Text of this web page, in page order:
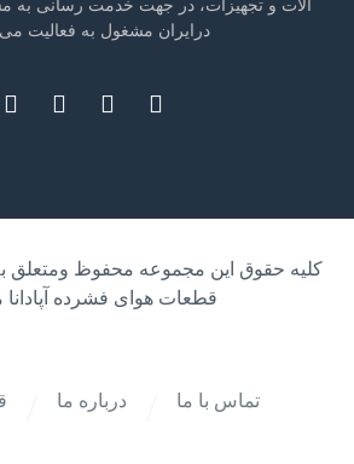
آلات و تجهیزات، در جهت خدمت رسانی به
درایران مشغول به فعالیت
کلیه حقوق این مجموعه محفوظ ومتعلق
قطعات هوای فشرده آپادانا
تماس با ما درباره ما